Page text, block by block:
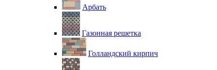
Арбать
Газонная решетка
Голландский кирпич